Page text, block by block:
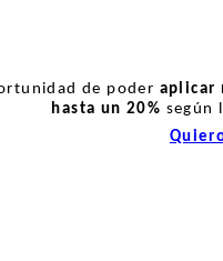
de poder aplicar
hasta un 20% según